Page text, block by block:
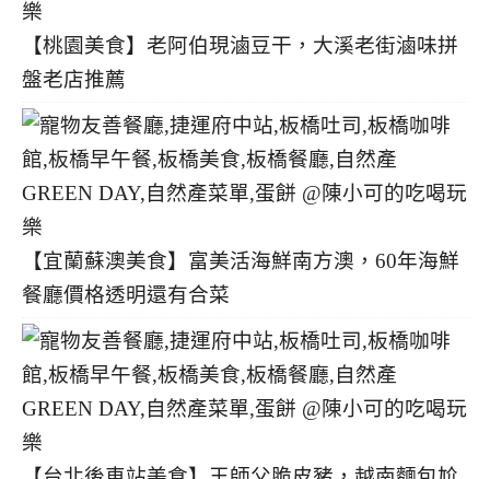
【桃園美食】老阿伯現滷豆干，大溪老街滷味拼
盤老店推薦
【宜蘭蘇澳美食】富美活海鮮南方澳，60年海鮮
餐廳價格透明還有合菜